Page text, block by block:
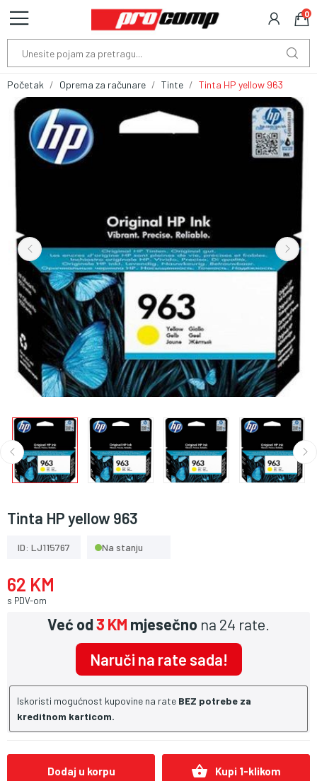
0
Početak Oprema za računare Tinte Tinta HP yellow 963
Tinta HP yellow 963
ID: LJ115767 Na stanju
62 KM
s PDV-om
Već od3 KM mjesečno na 24 rate.
Naruči na rate sada!
Iskoristi mogućnost kupovine na rate BEZ potrebe za
kreditnom karticom.
Dodaj u korpu shopping_basket Kupi 1-klikom